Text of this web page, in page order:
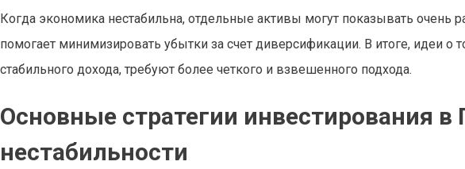
Когда экономика нестабильна, отдельные активы могут показывать
помогает минимизировать убытки за счет диверсификации. В итоге, идеи
стабильного дохода, требуют более четкого и взвешенного подхода.
Основные стратегии инвестирования
нестабильности